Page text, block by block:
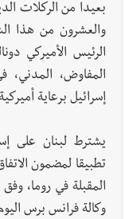
بعيدا من الركلات
والعشرون من هذا
الرئيس الأميركي
المفاوض،
إسرائيل برعاية
يشترط لبنان على
تطبيقا لمضمون
المقبلة في روما،
وكالة فرانس برس